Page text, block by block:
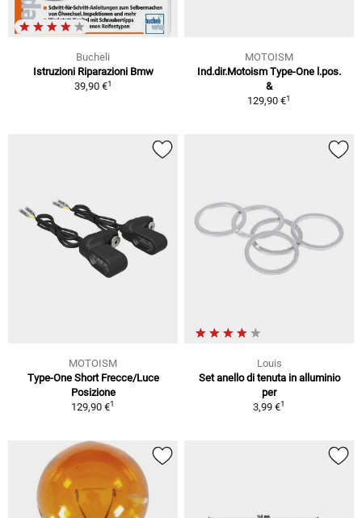
Bucheli
Istruzioni Riparazioni Bmw
39,90 €1
MOTOISM
Ind.dir.Motoism Type-One l.pos.
&
129,90 €1
MOTOISM
Type-One Short Frecce/Luce
Posizione
129,90 €1
Louis
Set anello di tenuta in alluminio
per
3,99 €1